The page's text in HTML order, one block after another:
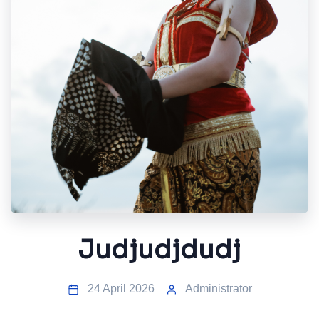
Judjudjdudj
24 April 2026 Administrator